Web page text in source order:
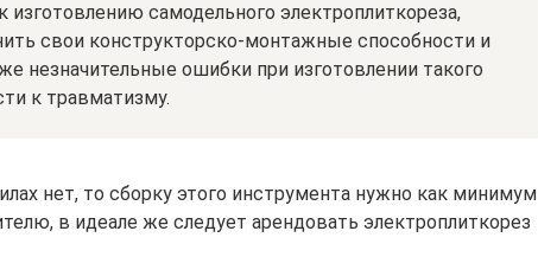
самодельного электроплиткореза,
свои конструкторско-монтажные способности и
незначительные ошибки при изготовлении такого
к травматизму.
нет, то сборку этого инструмента нужно как минимум
в идеале же следует арендовать электроплиткорез